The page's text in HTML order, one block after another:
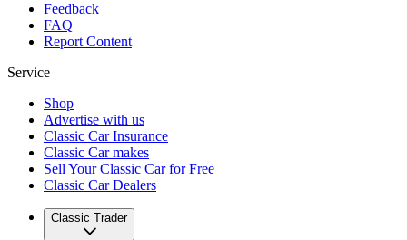
Feedback
FAQ
Report Content
Service
Shop
Advertise with us
Classic Car Insurance
Classic Car makes
Sell Your Classic Car for Free
Classic Car Dealers
Classic Trader